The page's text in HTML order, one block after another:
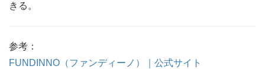
きる。
参考：
FUNDINNO（ファンディーノ）｜公式サイト